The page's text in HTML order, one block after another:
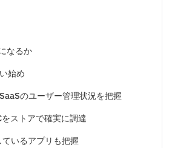
なるか
始め
のユーザー管理状況を把握
ストアで確実に調達
いるアプリも把握